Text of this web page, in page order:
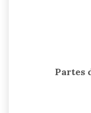
Partes